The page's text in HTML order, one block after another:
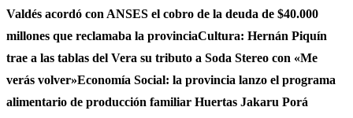
Valdés acordó con ANSES el cobro de la deuda de $40.000
millones que reclamaba la provinciaCultura: Hernán Piquín
trae a las tablas del Vera su tributo a Soda Stereo con «Me
verás volver»Economía Social: la provincia lanzo el programa
alimentario de producción familiar Huertas Jakaru Porá